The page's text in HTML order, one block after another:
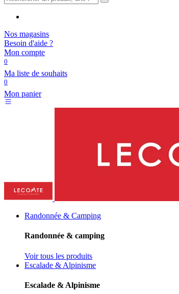
Nos magasins
Besoin d'aide ?
Mon compte
0
Ma liste de souhaits
0
Mon panier
Randonnée & Camping
Randonnée & camping
Voir tous les produits
Escalade & Alpinisme
Escalade & Alpinisme